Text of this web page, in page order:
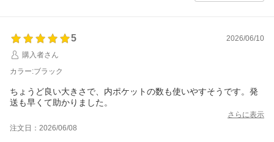
5
2026/06/10
購入者さん
カラー:ブラック
ちょうど良い大きさで、内ポケットの数も使いやすそうです。発
送も早くて助かりました。
さらに表示
注文日：2026/06/08